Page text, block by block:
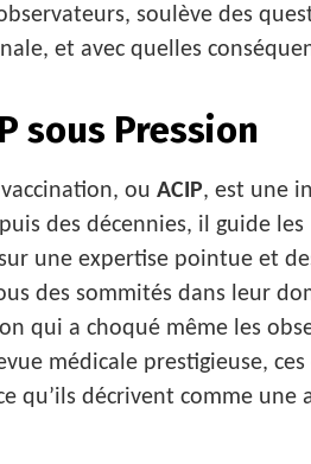
soulève des
et avec quelles
sous Pression
ou ACIP, est une
des décennies, il guide les
une expertise pointue et
des sommités dans leur
qui a choqué même les
médicale prestigieuse,
qu’ils décrivent comme une